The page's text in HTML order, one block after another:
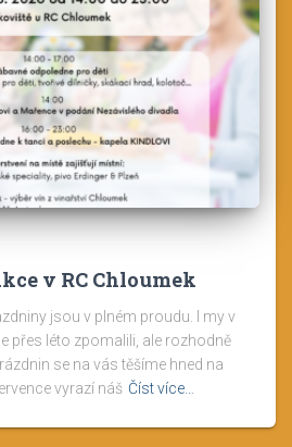
v RC Chloumek
jsou v plném proudu. I my v
přes léto zpomalili, ale rozhodně
se na vás těšíme hned na
vyrazí náš Číst více…